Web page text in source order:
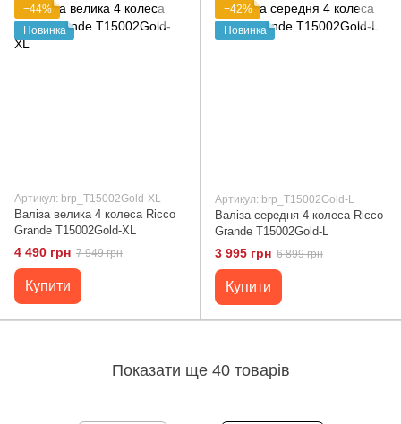
−44%
Новинка
Артикул: brp_T15002Gold-XL
Валіза велика 4 колеса Ricco
Grande T15002Gold-XL
4 490 грн 7 949 грн
Купити
−42%
Новинка
Артикул: brp_T15002Gold-L
Валіза середня 4 колеса Ricco
Grande T15002Gold-L
3 995 грн 6 899 грн
Купити
Показати ще 40 товарів